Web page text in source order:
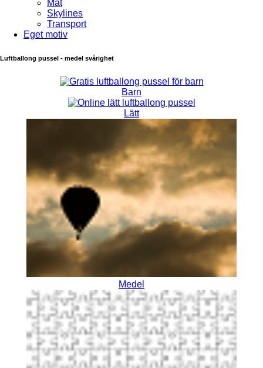
Mat
Skylines
Transport
Eget motiv
Luftballong pussel - medel svårighet
Barn
Lätt
Medel